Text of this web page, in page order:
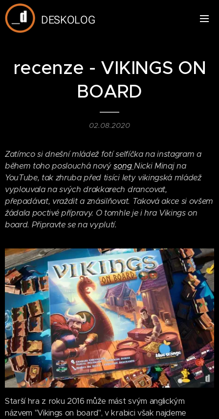
DESKOLOG
recenze - VIKINGS ON
BOARD
02.08.2020
Zatímco si dnešní mládež fotí selfíčka na instagram a
během toho poslouchá novýsongNicki Minaj na
YouTube, tak zhruba před tisíci lety vikingská mládež
vyplouvala na svých drakkarech drancovat,
přepadávat, vraždit a znásilňovat. Taková akce si ovšem
žádala poctivé přípravy. O tomhle je i hra Vikings on
board. Připravte se na vyplutí.
Starší hra z roku 2016 může mást svým anglickým
názvem "Vikings on board", v krabici však najdeme